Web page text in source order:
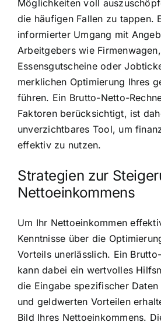
Möglichkeiten voll
die häufigen Fallen zu tappen.
informierter Umgang mit
Arbeitgebers wie Firmenwagen,
Essensgutscheine oder
merklichen Optimierung Ihres
führen. Ein Brutto-Netto-
Faktoren berücksichtigt, ist
unverzichtbares Tool, um
effektiv zu nutzen.
Strategien zur
Nettoeinkommens
Um Ihr Nettoeinkommen
Kenntnisse über die
Vorteils unerlässlich. Ein
kann dabei ein wertvolles
die Eingabe spezifischer
und geldwerten Vorteilen
Bild Ihres Nettoeinkommens.